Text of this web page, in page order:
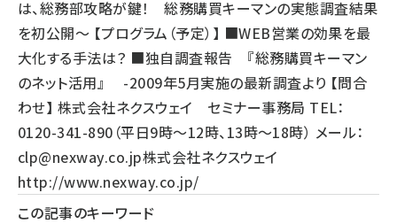
は、総務部攻略が鍵！ 総務購買キーマンの実態調査結果
を初公開～ 【プログラム（予定）】 ■WEB営業の効果を最
大化する手法は？ ■独自調査報告 『総務購買キーマン
のネット活用』 -2009年5月実施の最新調査より 【問合
わせ】 株式会社ネクスウェイ セミナー事務局 TEL：
0120-341-890（平日9時～12時、13時～18時） メール：
clp@nexway.co.jp株式会社ネクスウェイ
http://www.nexway.co.jp/
この記事のキーワード